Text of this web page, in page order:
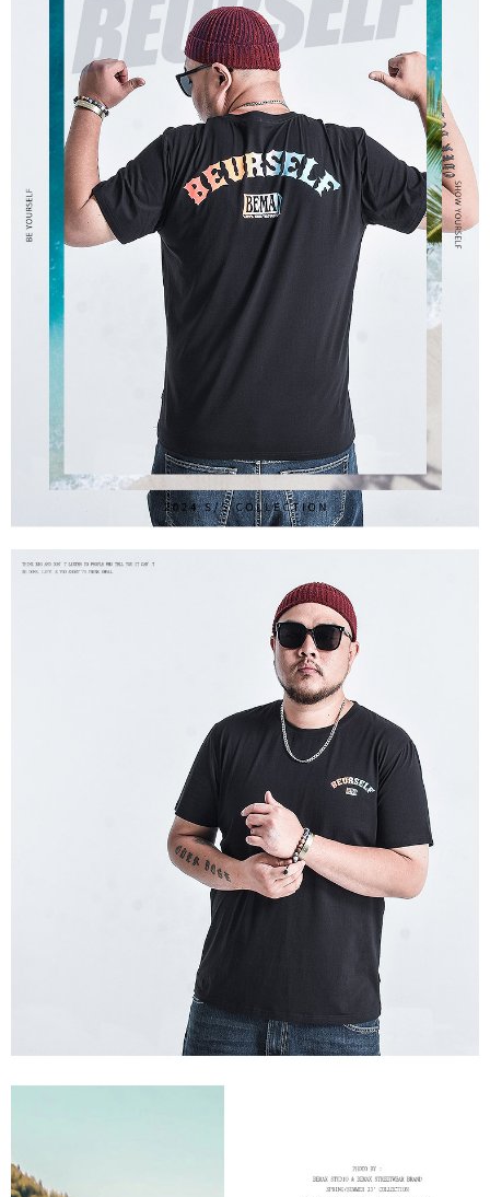
權轉讓予恩沛科技股份有限公司。
２．關於個人資料處理事宜，請瀏覽以下網址：
https://aftee.tw/terms/#terms3
３．未成年的使用者請事先徵得法定代理人或監護人之同意方可使用
「AFTEE先享後付」，若未經同意申辦者引起之損失，本公司不負相關責
４．使用「AFTEE先享後付」時，將依據個別帳號之用戶狀況，依本公司即
時審查核予不同之上限額度；若仍有額度不足之情形，本公司將視審查結果
請求用戶進行身份認證。
５．嚴禁一人註冊多個帳號或使用他人資訊註冊。若發現惡意使用之情形，
恩沛科技股份有限公司將有權停止該用戶之使用額度並採取法律行動。